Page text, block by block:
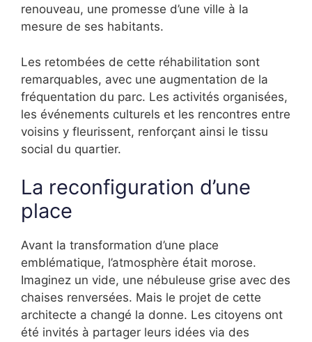
renouveau, une promesse d’une ville à la
mesure de ses habitants.
Les retombées de cette réhabilitation sont
remarquables, avec une augmentation de la
fréquentation du parc. Les activités organisées,
les événements culturels et les rencontres entre
voisins y fleurissent, renforçant ainsi le tissu
social du quartier.
La reconfiguration d’une
place
Avant la transformation d’une place
emblématique, l’atmosphère était morose.
Imaginez un vide, une nébuleuse grise avec des
chaises renversées. Mais le projet de cette
architecte a changé la donne. Les citoyens ont
été invités à partager leurs idées via des